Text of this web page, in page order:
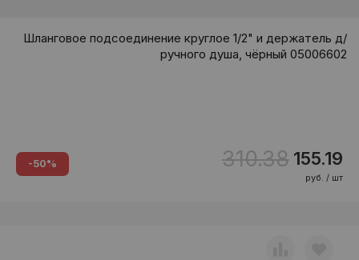
Шланговое подсоединение круглое 1/2" и держатель д/
ручного душа, чёрный 05006602
-50% 310.38 155.19
руб. / шт